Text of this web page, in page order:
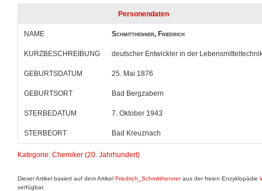
Personendaten
NAME Schmitthenner, Friedrich
KURZBESCHREIBUNG deutscher Entwickler in der
GEBURTSDATUM 25. Mai 1876
GEBURTSORT Bad Bergzabern
STERBEDATUM 7. Oktober 1943
STERBEORT Bad Kreuznach
Kategorie: Chemiker (20. Jahrhundert)
Dieser Artikel basiert auf dem Artikel Friedrich_Schmitthenneraus der freien Enzyklopädie
verfügbar.